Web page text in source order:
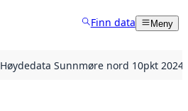
Finn data Meny
Høydedata Sunnmøre nord 10pkt 2024